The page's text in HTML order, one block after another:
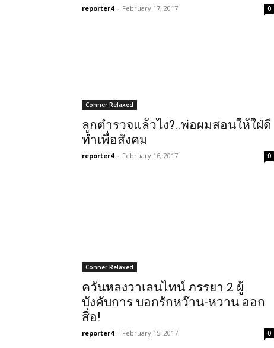
reporter4 - February 17, 2017 0
Conner Relaxed
ลูกตำรวจแล้วไง?..พ่อผมสอนให้ใฝ่ดี
ทำเพื่อสังคม
reporter4 - February 16, 2017 0
Conner Relaxed
ควันหลงวาเลนไทน์ ภรรยา 2 ผู้
บังคับการ บอกรักหว๊าน-หวาน ออก
สื่อ!
reporter4 - February 15, 2017 0